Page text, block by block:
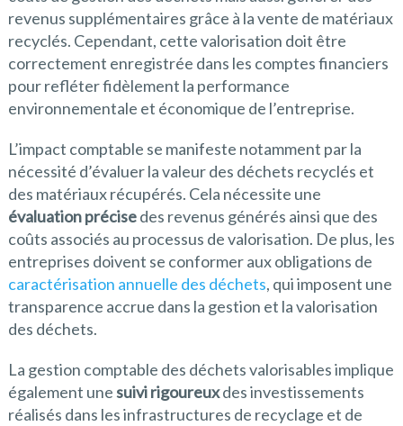
revenus supplémentaires grâce à la vente de matériaux
recyclés. Cependant, cette valorisation doit être
correctement enregistrée dans les comptes financiers
pour refléter fidèlement la performance
environnementale et économique de l’entreprise.
L’impact comptable se manifeste notamment par la
nécessité d’évaluer la valeur des déchets recyclés et
des matériaux récupérés. Cela nécessite une
évaluation précisedes revenus générés ainsi que des
coûts associés au processus de valorisation. De plus, les
entreprises doivent se conformer aux obligations de
caractérisation annuelle des déchets, qui imposent une
transparence accrue dans la gestion et la valorisation
des déchets.
La gestion comptable des déchets valorisables implique
également unesuivi rigoureuxdes investissements
réalisés dans les infrastructures de recyclage et de